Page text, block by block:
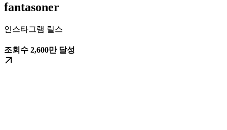
fantasoner
인스타그램 릴스
조회수 2,600만 달성